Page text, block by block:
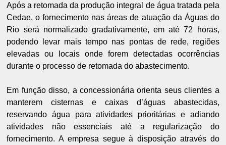
Após a retomada da produção integral de água tratada pela
Cedae, o fornecimento nas áreas de atuação da Águas do
Rio será normalizado gradativamente, em até 72 horas,
podendo levar mais tempo nas pontas de rede, regiões
elevadas ou locais onde forem detectadas ocorrências
durante o processo de retomada do abastecimento.
Em função disso, a concessionária orienta seus clientes a
manterem cisternas e caixas d’águas abastecidas,
reservando água para atividades prioritárias e adiando
atividades não essenciais até a regularização do
fornecimento. A empresa segue à disposição através do